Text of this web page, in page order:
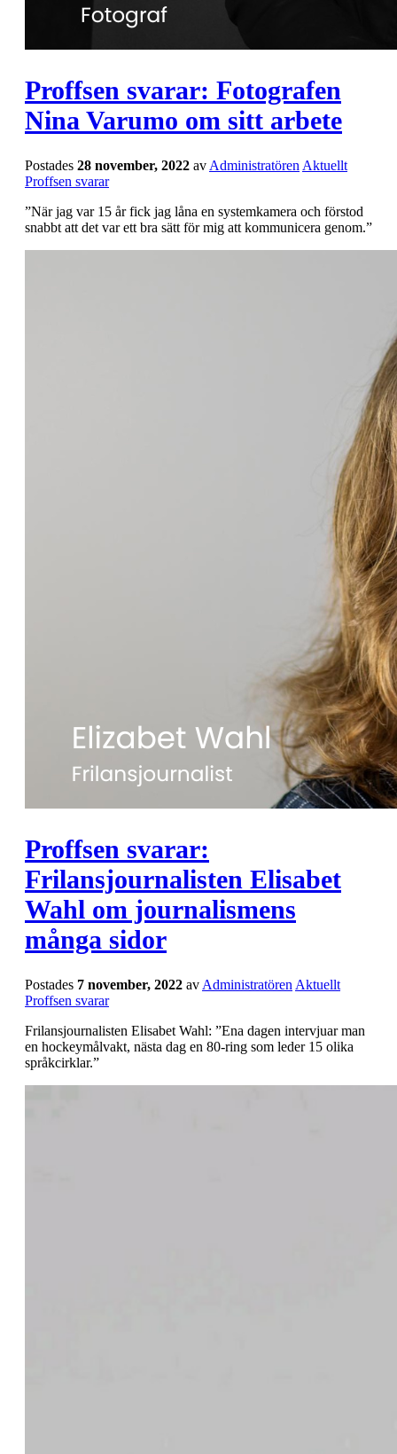
Proffsen svarar: Fotografen
Nina Varumo om sitt arbete
Postades 28 november, 2022 av Administratören Aktuellt
Proffsen svarar
”När jag var 15 år fick jag låna en systemkamera och förstod
snabbt att det var ett bra sätt för mig att kommunicera genom.”
Proffsen svarar:
Frilansjournalisten Elisabet
Wahl om journalismens
många sidor
Postades 7 november, 2022 av Administratören Aktuellt
Proffsen svarar
Frilansjournalisten Elisabet Wahl: ”Ena dagen intervjuar man
en hockeymålvakt, nästa dag en 80-ring som leder 15 olika
språkcirklar.”